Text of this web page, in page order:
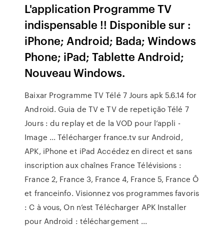
L'application Programme TV
indispensable !! Disponible sur :
iPhone; Android; Bada; Windows
Phone; iPad; Tablette Android;
Nouveau Windows.
Baixar Programme TV Télé 7 Jours apk 5.6.14 for
Android. Guia de TV e TV de repetição Télé 7
Jours : du replay et de la VOD pour l’appli -
Image ... Télécharger france.tv sur Android,
APK, iPhone et iPad Accédez en direct et sans
inscription aux chaînes France Télévisions :
France 2, France 3, France 4, France 5, France Ô
et franceinfo. Visionnez vos programmes favoris
: C à vous, On n’est Télécharger APK Installer
pour Android : téléchargement ...